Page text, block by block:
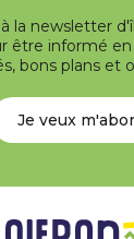
la newsletter
être informé
bons plans et
Je veux